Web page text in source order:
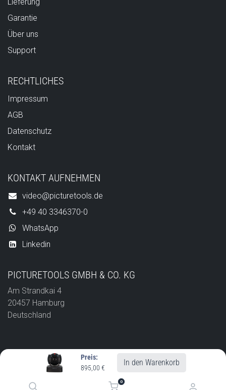
Preis:
895,00 €
In den Warenkorb
0
Garantie
Über uns
Support
RECHTLICHES
Impressum
AGB
Datenschutz
Kontakt
KONTAKT AUFNEHMEN
video@picturetools.de
+49 40 3346370-0
WhatsApp
Linkedin
PICTURETOOLS GMBH & CO. KG
Am Strandkai 4
20457 Hamburg
Deutschland
ERP/Web byrivecon